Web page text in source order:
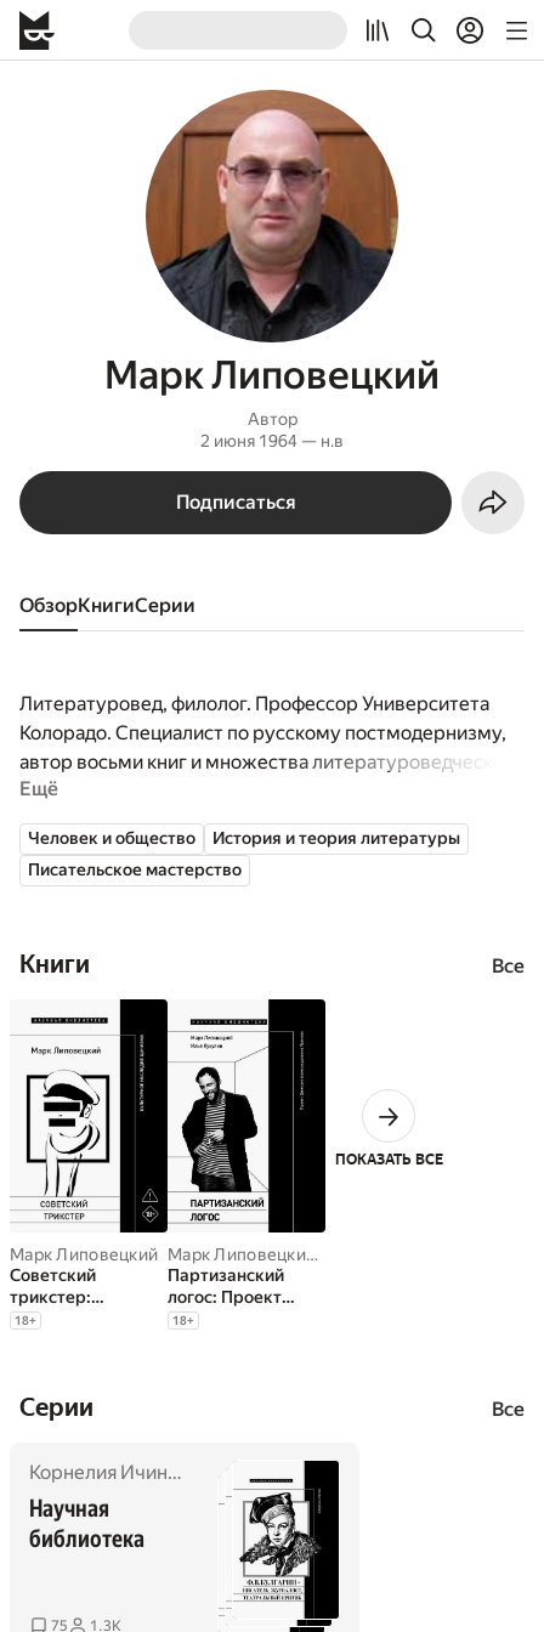
Марк Липовецкий
Автор
2 июня 1964 — н.в
Подписаться
Обзор книги серии
Литературовед, филолог. Профессор Университета
Колорадо. Специалист по русскому постмодернизму,
автор восьми книг и множества литературоведческих
статей в российской и зарубежной печати. В
соавторстве с Наумом Лейдерманом написал
двухтомную историю послевоенной русской
литературы.
Ещё
Человек и общество
История и теория литературы
Писательское мастерство
Книги Все
Марк Липовецкий
Советский
трикстер:
культурное
18+
Марк Липовецкий,
Партизанский
логос: Проект
Дмитрия
18+
ПОКАЗАТЬ ВСЕ
Cерии Все
Корнелия Ичин
,Вера Мильчина
Научная
библиотека
75 1.3K